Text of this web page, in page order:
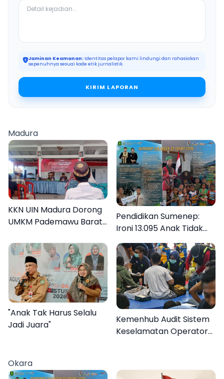
Jaminan Keamanan: Identitas pelapor kami lindungi dan rahasiakan
sepenuhnya sesuai kode etik jurnalistik.
KIRIM LAPORAN
Madura
KKN UIN Madura Dorong
UMKM Pademawu Barat
Pendidikan Sumenep:
Ironi 13.095 Anak Tidak
Sekolah Menyaksikan
Semarak Festival
Kalender Event 2026
"Anak Tak Harus Selalu
Jadi Juara"
Kemenhub Audit Sistem
Keselamatan Operator
Okara